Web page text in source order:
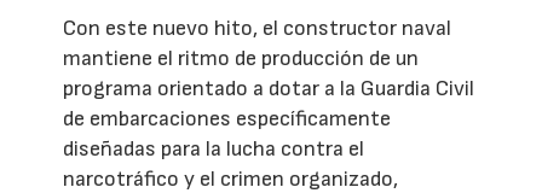
Con este nuevo hito, el constructor naval
mantiene el ritmo de producción de un
programa orientado a dotar a la Guardia Civil
de embarcaciones específicamente
diseñadas para la lucha contra el
narcotráfico y el crimen organizado,